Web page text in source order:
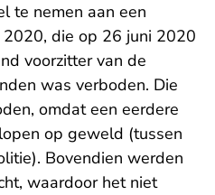
te nemen aan een
die op 26 juni 2020
voorzitter van de
was verboden. Die
omdat een eerdere
op geweld (tussen
Bovendien werden
waardoor het niet